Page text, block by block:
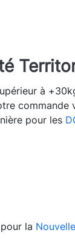
à
pour les
la